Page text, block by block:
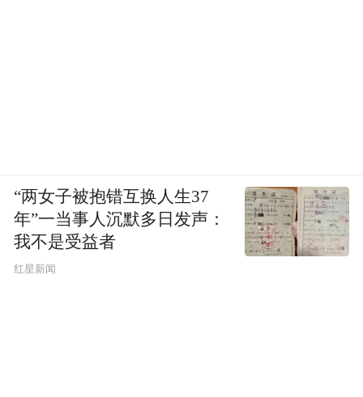
“两女子被抱错互换人生37
年”一当事人沉默多日发声：
我不是受益者
红星新闻